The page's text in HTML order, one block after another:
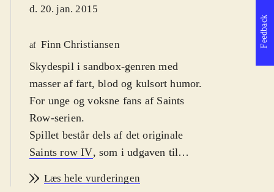
d. 20. jan. 2015
af Finn Christiansen
Skydespil i sandbox-genren med
masser af fart, blod og kulsort humor.
For unge og voksne fans af Saints
Row-serien.
Spillet består dels af det originale
Saints row IV, som i udgaven til
elected", dels den nye selvstændige
Læs hele vurderingen
Feedback